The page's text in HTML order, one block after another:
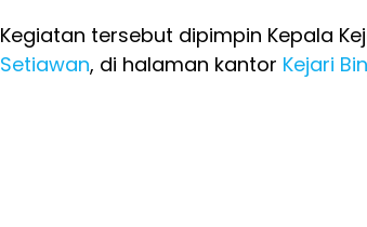
Kegiatan tersebut dipimpin Kepala
Setiawan, di halaman kantor Kejari